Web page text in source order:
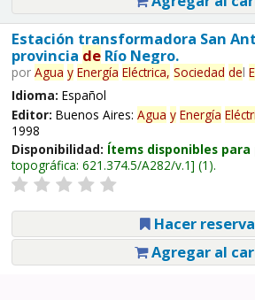
Estación transformadora San
provincia deRío Negro.
por Agua y Energía Eléctrica, Sociedad del
Idioma: Español
Editor: Buenos Aires: Agua y Energía
1998
Disponibilidad: Ítems disponibles
topográfica: 621.374.5/A282/v.1 (1).
Hacer reserva
Agregar al